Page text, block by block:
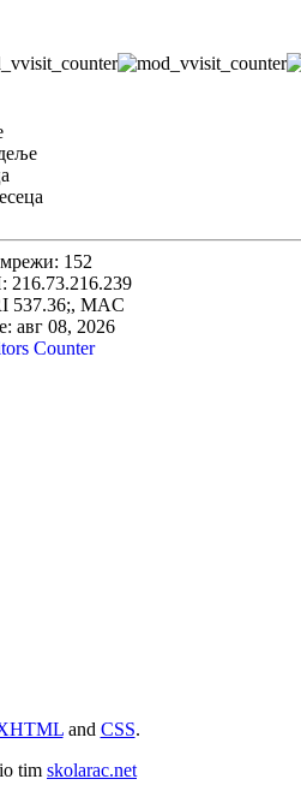
152
537.36;, MAC
авг 08, 2026
Counter
and CSS.
tim skolarac.net